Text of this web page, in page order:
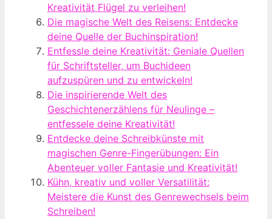
Kreativität Flügel zu verleihen!
Die magische Welt des Reisens: Entdecke
deine Quelle der Buchinspiration!
Entfessle deine Kreativität: Geniale Quellen
für Schriftsteller, um Buchideen
aufzuspüren und zu entwickeln!
Die inspirierende Welt des
Geschichtenerzählens für Neulinge –
entfessele deine Kreativität!
Entdecke deine Schreibkünste mit
magischen Genre-Fingerübungen: Ein
Abenteuer voller Fantasie und Kreativität!
Kühn, kreativ und voller Versatilität:
Meistere die Kunst des Genrewechsels beim
Schreiben!